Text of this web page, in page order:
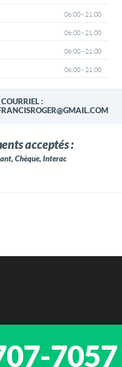
7057
06:00 - 21:00
06:00 - 21:00
06:00 - 21:00
06:00 - 21:00
COURRIEL :
acceptés :
Chèque, Interac